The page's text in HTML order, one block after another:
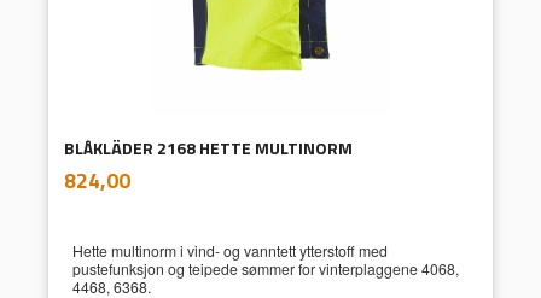
BLÅKLÄDER 2168 HETTE MULTINORM
Pris
824,00mva.
Hette multinorm i vind- og vanntett ytterstoff med
pustefunksjon og teipede sømmer for vinterplaggene 4068,
4468, 6368.